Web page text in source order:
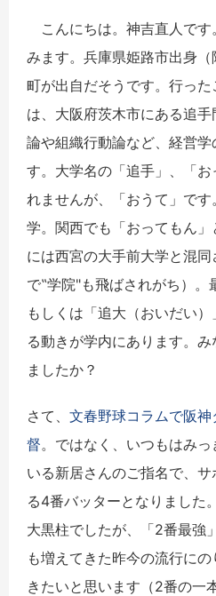
こんにちは。神吉直人です
みます。兵庫県姫路市出身
町が出自だそうです。行っ
は、大阪府茨木市にある追
論や組織行動論など、経営
す。大学名の「追手」、「
れませんが、「おうて」で
学。関西でも「おってもん
には西宮の大手前大学と混
で‟学院"も飛ばされがち）。
もしくは「追大（おいだい
る動きが学内にあります。
ましたか？
さて、 文春野球コラムで阪
督。ではなく、いつもはみ
いる新居さんのご指名で、
る4番バッターとなりました
大黒柱でしたが、「2番最強
も増えてきた昨今の流行に
きたいと思います（2番の一